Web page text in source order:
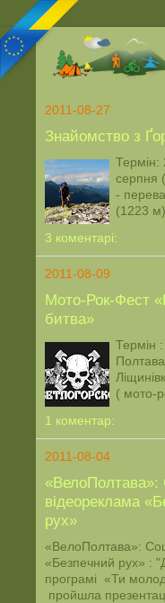
2011-08-27
Знайомство з
Термін:
серпня
-
(1223
3 коментарі:
2011-08-09
Мото-Рок-Фест
битва»
Термін
( мото-
1 коментар:
2011-08-04
«ВелоПолтава»:
відеореклама
рух»
«ВелоПолтава»:
«Безпечний рух» :
програмі «Ти
пройшла